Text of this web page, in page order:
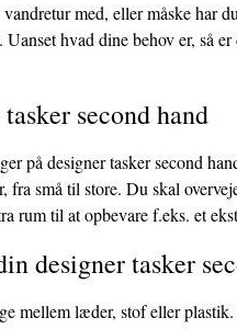
med, eller måske har
hvad dine behov er, så
second hand
på designer tasker second
fra små til store. Du skal
rum til at opbevare f.eks. et
designer tasker
mellem læder, stof eller